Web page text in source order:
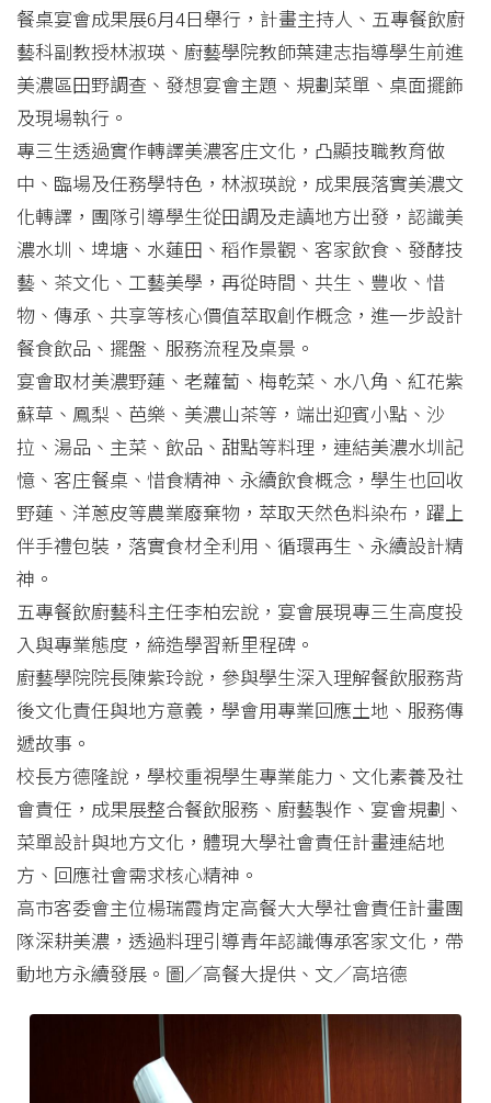
餐桌宴會成果展6月4日舉行，計畫主持人、五專餐飲廚
藝科副教授林淑瑛、廚藝學院教師葉建志指導學生前進
美濃區田野調查、發想宴會主題、規劃菜單、桌面擺飾
及現場執行。
專三生透過實作轉譯美濃客庄文化，凸顯技職教育做
中、臨場及任務學特色，林淑瑛說，成果展落實美濃文
化轉譯，團隊引導學生從田調及走讀地方出發，認識美
濃水圳、埤塘、水蓮田、稻作景觀、客家飲食、發酵技
藝、茶文化、工藝美學，再從時間、共生、豐收、惜
物、傳承、共享等核心價值萃取創作概念，進一步設計
餐食飲品、擺盤、服務流程及桌景。
宴會取材美濃野蓮、老蘿蔔、梅乾菜、水八角、紅花紫
蘇草、鳳梨、芭樂、美濃山茶等，端出迎賓小點、沙
拉、湯品、主菜、飲品、甜點等料理，連結美濃水圳記
憶、客庄餐桌、惜食精神、永續飲食概念，學生也回收
野蓮、洋蔥皮等農業廢棄物，萃取天然色料染布，躍上
伴手禮包裝，落實食材全利用、循環再生、永續設計精
神。
五專餐飲廚藝科主任李柏宏說，宴會展現專三生高度投
入與專業態度，締造學習新里程碑。
廚藝學院院長陳紫玲說，參與學生深入理解餐飲服務背
後文化責任與地方意義，學會用專業回應土地、服務傳
遞故事。
校長方德隆說，學校重視學生專業能力、文化素養及社
會責任，成果展整合餐飲服務、廚藝製作、宴會規劃、
菜單設計與地方文化，體現大學社會責任計畫連結地
方、回應社會需求核心精神。
高市客委會主位楊瑞霞肯定高餐大大學社會責任計畫團
隊深耕美濃，透過料理引導青年認識傳承客家文化，帶
動地方永續發展。圖／高餐大提供、文／高培德